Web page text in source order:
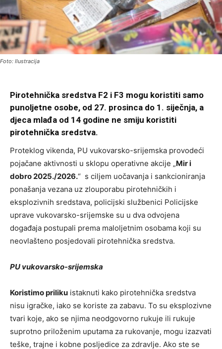
Foto: Ilustracija
Pirotehnička sredstva F2 i F3 mogu koristiti samo
punoljetne osobe, od 27. prosinca do 1. siječnja, a
djeca mlađa od 14 godine ne smiju koristiti
pirotehnička sredstva.
Proteklog vikenda, PU vukovarsko-srijemska provodeći
pojačane aktivnosti u sklopu operativne akcije „Mir i
dobro 2025./2026.“ s ciljem uočavanja i sankcioniranja
ponašanja vezana uz zlouporabu pirotehničkih i
eksplozivnih sredstava, policijski službenici Policijske
uprave vukovarsko-srijemske su u dva odvojena
događaja postupali prema maloljetnim osobama koji su
neovlašteno posjedovali pirotehnička sredstva.
PU vukovarsko-srijemska
Koristimo priliku istaknuti kako pirotehnička sredstva
nisu igračke, iako se koriste za zabavu. To su eksplozivne
tvari koje, ako se njima neodgovorno rukuje ili rukuje
suprotno priloženim uputama za rukovanje, mogu izazvati
teške, trajne i kobne posljedice za zdravlje. Ako ste se